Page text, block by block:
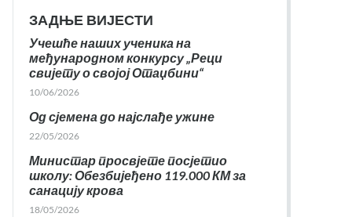
ЗАДЊЕ ВИЈЕСТИ
Учешће наших ученика на
међународном конкурсу „Реци
свијету о својој Отаџбини“
10/06/2026
Од сјемена до најслађе ужине
22/05/2026
Министар просвјете посјетио
школу: Обезбијеђено 119.000 КМ за
санацију крова
18/05/2026